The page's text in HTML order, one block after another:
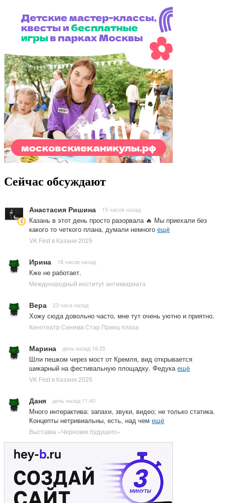
Сейчас обсуждают
Анастасия Ришина 15 часов назад
Казань в этот день просто разорвала 🔥 Мы приехали без
какого то четкого плана, думали немного ещё
VK Fest в Казани 2025
Ирина 18 часов назад
Кже не работает.
Международный институт антиквариата
Вера 23 часа назад
Хожу сюда довольно часто, мне тут очень уютно и приятно.
Кинотеатр Синема Стар Принц плаза
Марина день назад 16:25
Шли пешком через мост от Кремля, вид открывается
шикарный на фестивальную площадку. Федука ещё
VK Fest в Казани 2025
Даня день назад 11:40
Много интерактива: запахи, звуки, видео; не только статика.
Концепты нетривиальны, есть, над чем ещё
Выставка «Черновик будущего»